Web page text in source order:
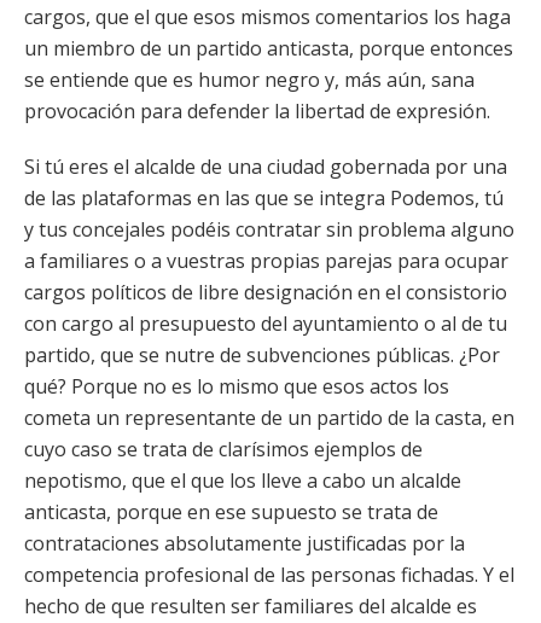
cargos, que el que esos mismos comentarios los haga
un miembro de un partido anticasta, porque entonces
se entiende que es humor negro y, más aún, sana
provocación para defender la libertad de expresión.
Si tú eres el alcalde de una ciudad gobernada por una
de las plataformas en las que se integra Podemos, tú
y tus concejales podéis contratar sin problema alguno
a familiares o a vuestras propias parejas para ocupar
cargos políticos de libre designación en el consistorio
con cargo al presupuesto del ayuntamiento o al de tu
partido, que se nutre de subvenciones públicas. ¿Por
qué? Porque no es lo mismo que esos actos los
cometa un representante de un partido de la casta, en
cuyo caso se trata de clarísimos ejemplos de
nepotismo, que el que los lleve a cabo un alcalde
anticasta, porque en ese supuesto se trata de
contrataciones absolutamente justificadas por la
competencia profesional de las personas fichadas. Y el
hecho de que resulten ser familiares del alcalde es